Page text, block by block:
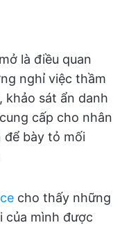
là điều quan
nghỉ việc thầm
khảo sát ẩn danh
cấp cho nhân
bày tỏ mối
cho thấy những
của mình được